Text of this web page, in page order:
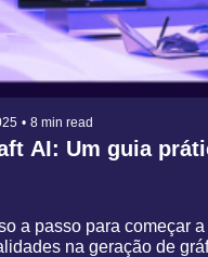
• 8 min read
AI: Um guia
a passo para começar
na geração de